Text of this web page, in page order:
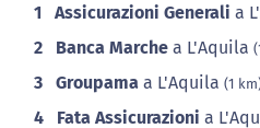
1 Assicurazioni Generali a
2 Banca Marche a L'Aquila
3 Groupama a L'Aquila (1
4 Fata Assicurazioni a